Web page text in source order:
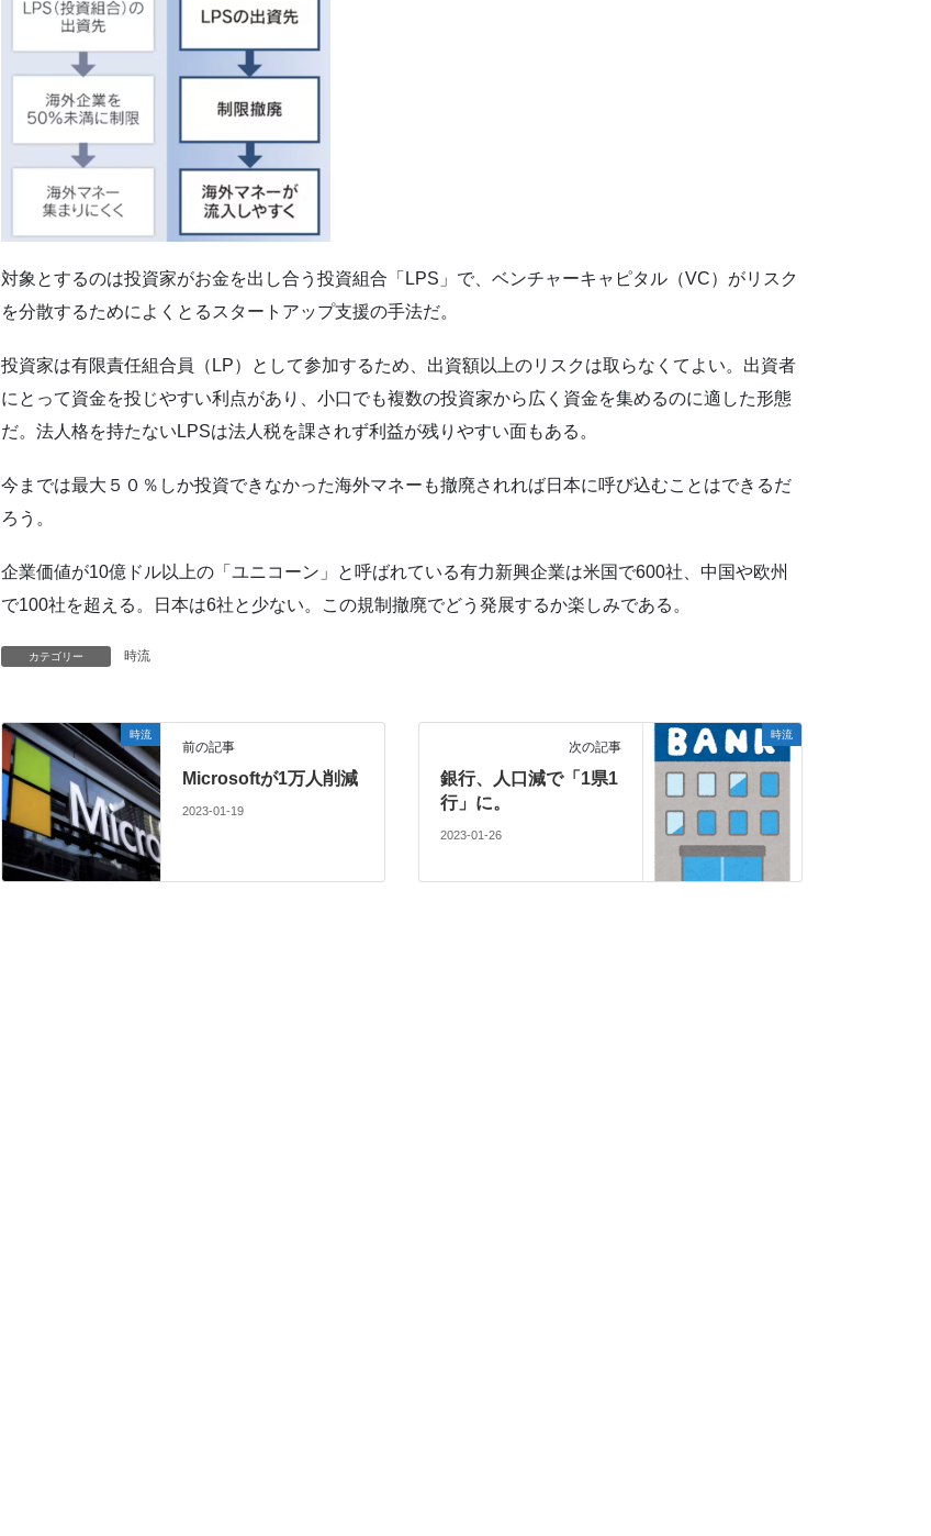
対象とするのは投資家がお金を出し合う投資組合「LPS」で、ベンチャーキャピタル（VC）がリスク
を分散するためによくとるスタートアップ支援の手法だ。
投資家は有限責任組合員（LP）として参加するため、出資額以上のリスクは取らなくてよい。出資者
にとって資金を投じやすい利点があり、小口でも複数の投資家から広く資金を集めるのに適した形態
だ。法人格を持たないLPSは法人税を課されず利益が残りやすい面もある。
今までは最大５０％しか投資できなかった海外マネーも撤廃されれば日本に呼び込むことはできるだ
ろう。
企業価値が10億ドル以上の「ユニコーン」と呼ばれている有力新興企業は米国で600社、中国や欧州
で100社を超える。日本は6社と少ない。この規制撤廃でどう発展するか楽しみである。
カテゴリー 時流
時流
前の記事
Microsoftが1万人削減
2023-01-19
時流
次の記事
銀行、人口減で「1県1
行」に。
2023-01-26